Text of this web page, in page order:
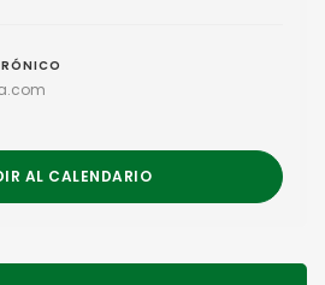
AL CALENDARIO